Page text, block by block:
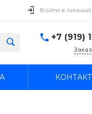
Войти в
+7 (919)